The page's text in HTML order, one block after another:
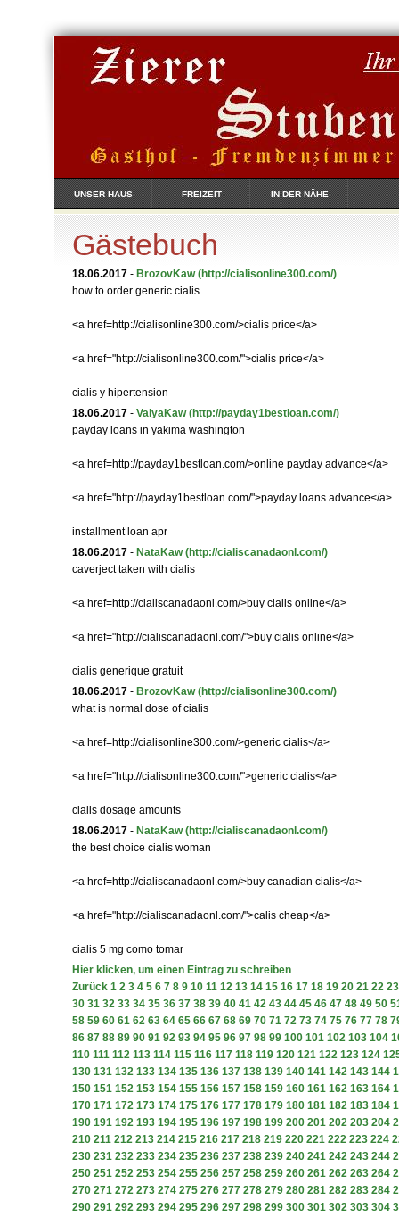
UNSER HAUS FREIZEIT IN DER NÄHE
Gästebuch
18.06.2017 - BrozovKaw (http://cialisonline300.com/)
how to order generic cialis
<a href=http://cialisonline300.com/>cialis price</a>
<a href="http://cialisonline300.com/">cialis price</a>
cialis y hipertension
18.06.2017 - ValyaKaw (http://payday1bestloan.com/)
payday loans in yakima washington
<a href=http://payday1bestloan.com/>online payday advance</a>
<a href="http://payday1bestloan.com/">payday loans advance</a>
installment loan apr
18.06.2017 - NataKaw (http://cialiscanadaonl.com/)
caverject taken with cialis
<a href=http://cialiscanadaonl.com/>buy cialis online</a>
<a href="http://cialiscanadaonl.com/">buy cialis online</a>
cialis generique gratuit
18.06.2017 - BrozovKaw (http://cialisonline300.com/)
what is normal dose of cialis
<a href=http://cialisonline300.com/>generic cialis</a>
<a href="http://cialisonline300.com/">generic cialis</a>
cialis dosage amounts
18.06.2017 - NataKaw (http://cialiscanadaonl.com/)
the best choice cialis woman
<a href=http://cialiscanadaonl.com/>buy canadian cialis</a>
<a href="http://cialiscanadaonl.com/">calis cheap</a>
cialis 5 mg como tomar
Hier klicken, um einen Eintrag zu schreiben
Zurück 1 2 3 4 5 6 7 8 9 10 11 12 13 14 15 16 17 18 19 20 21 22 23
30 31 32 33 34 35 36 37 38 39 40 41 42 43 44 45 46 47 48 49 50
58 59 60 61 62 63 64 65 66 67 68 69 70 71 72 73 74 75 76 77 78
86 87 88 89 90 91 92 93 94 95 96 97 98 99 100 101 102 103 104
110 111 112 113 114 115 116 117 118 119 120 121 122 123 124
130 131 132 133 134 135 136 137 138 139 140 141 142 143 144
150 151 152 153 154 155 156 157 158 159 160 161 162 163 164
170 171 172 173 174 175 176 177 178 179 180 181 182 183 184
190 191 192 193 194 195 196 197 198 199 200 201 202 203 204
210 211 212 213 214 215 216 217 218 219 220 221 222 223 224
230 231 232 233 234 235 236 237 238 239 240 241 242 243 244
250 251 252 253 254 255 256 257 258 259 260 261 262 263 264
270 271 272 273 274 275 276 277 278 279 280 281 282 283 284
290 291 292 293 294 295 296 297 298 299 300 301 302 303 304